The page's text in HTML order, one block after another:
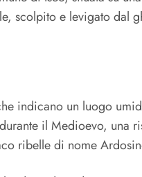
scolpito e levigato dal
indicano un luogo
il Medioevo,
ribelle di nome